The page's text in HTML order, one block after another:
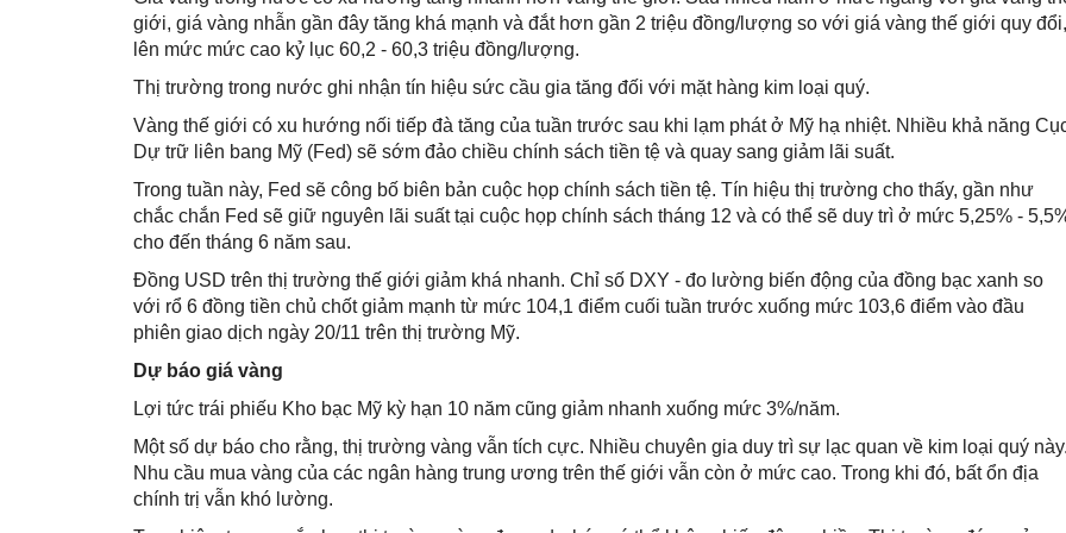
giới, giá vàng nhẫn gần đây tăng khá mạnh và đắt hơn gần 2 triệu đồng/lượng so với giá vàng thế giới quy đổi,
lên mức mức cao kỷ lục 60,2 - 60,3 triệu đồng/lượng.
Thị trường trong nước ghi nhận tín hiệu sức cầu gia tăng đối với mặt hàng kim loại quý.
Vàng thế giới có xu hướng nối tiếp đà tăng của tuần trước sau khi lạm phát ở Mỹ hạ nhiệt. Nhiều khả năng
Dự trữ liên bang Mỹ (Fed) sẽ sớm đảo chiều chính sách tiền tệ và quay sang giảm lãi suất.
Trong tuần này, Fed sẽ công bố biên bản cuộc họp chính sách tiền tệ. Tín hiệu thị trường cho thấy, gần như
chắc chắn Fed sẽ giữ nguyên lãi suất tại cuộc họp chính sách tháng 12 và có thể sẽ duy trì ở mức 5,25% -
cho đến tháng 6 năm sau.
Đồng USD trên thị trường thế giới giảm khá nhanh. Chỉ số DXY - đo lường biến động của đồng bạc xanh so
với rổ 6 đồng tiền chủ chốt giảm mạnh từ mức 104,1 điểm cuối tuần trước xuống mức 103,6 điểm vào đầu
phiên giao dịch ngày 20/11 trên thị trường Mỹ.
Dự báo giá vàng
Lợi tức trái phiếu Kho bạc Mỹ kỳ hạn 10 năm cũng giảm nhanh xuống mức 3%/năm.
Một số dự báo cho rằng, thị trường vàng vẫn tích cực. Nhiều chuyên gia duy trì sự lạc quan về kim loại quý này.
Nhu cầu mua vàng của các ngân hàng trung ương trên thế giới vẫn còn ở mức cao. Trong khi đó, bất ổn địa
chính trị vẫn khó lường.